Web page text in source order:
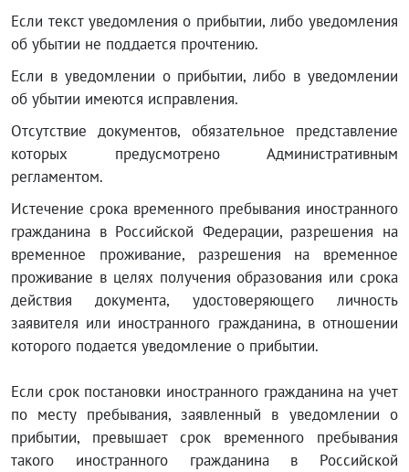
Если текст уведомления о прибытии, либо уведомления
об убытии не поддается прочтению.
Если в уведомлении о прибытии, либо в уведомлении
об убытии имеются исправления.
Отсутствие документов, обязательное представление
которых предусмотрено Административным
регламентом.
Истечение срока временного пребывания иностранного
гражданина в Российской Федерации, разрешения на
временное проживание, разрешения на временное
проживание в целях получения образования или срока
действия документа, удостоверяющего личность
заявителя или иностранного гражданина, в отношении
которого подается уведомление о прибытии.
Если срок постановки иностранного гражданина на учет
по месту пребывания, заявленный в уведомлении о
прибытии, превышает срок временного пребывания
такого иностранного гражданина в Российской